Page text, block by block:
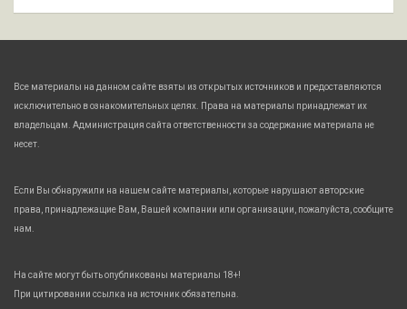
Все материалы на данном сайте взяты из открытых источников и предоставляются
исключительно в ознакомительных целях. Права на материалы принадлежат их
владельцам. Администрация сайта ответственности за содержание материала не
несет.
Если Вы обнаружили на нашем сайте материалы, которые нарушают авторские
права, принадлежащие Вам, Вашей компании или организации, пожалуйста, сообщите
нам.
На сайте могут быть опубликованы материалы 18+!
При цитировании ссылка на источник обязательна.